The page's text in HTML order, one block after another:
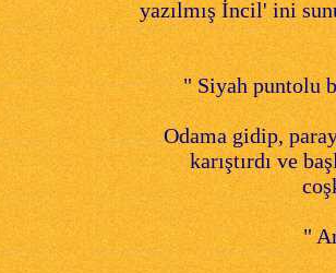
yazılmış İncil' ini
" Siyah puntolu
Odama gidip,
karıştırdı ve
"